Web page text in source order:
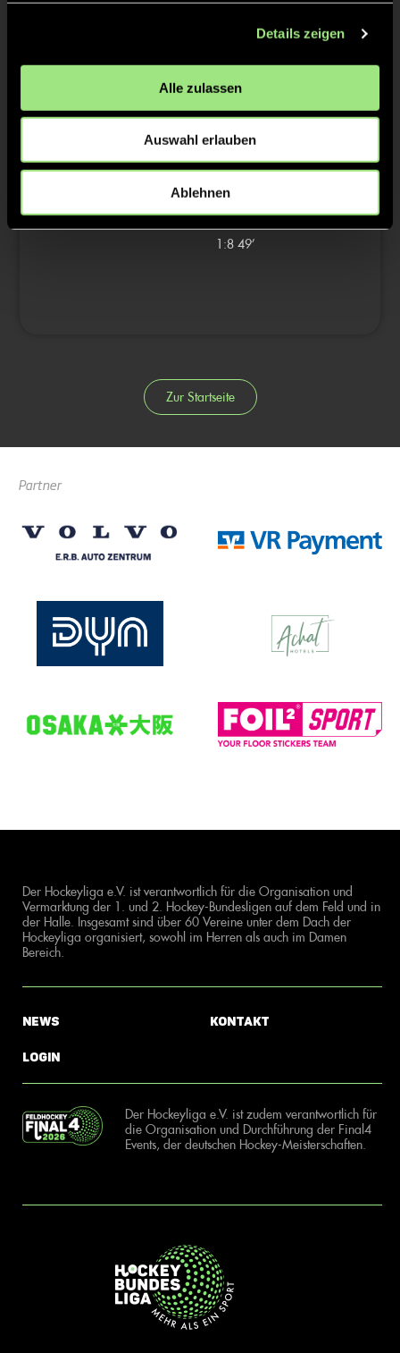
Details zeigen
Alle zulassen
Auswahl erlauben
Ablehnen
3/4
0:4 32’
0:6 47’
0:7
1:7 48’
1:8 49’
Zur Startseite
Partner
Der Hockeyliga e.V. ist verantwortlich für die Organisation und
Vermarktung der 1. und 2. Hockey-Bundesligen auf dem Feld und in
der Halle. Insgesamt sind über 60 Vereine unter dem Dach der
Hockeyliga organisiert, sowohl im Herren als auch im Damen
Bereich.
News
Login
Kontakt
Der Hockeyliga e.V. ist zudem verantwortlich für
die Organisation und Durchführung der Final4
Events, der deutschen Hockey-Meisterschaften.